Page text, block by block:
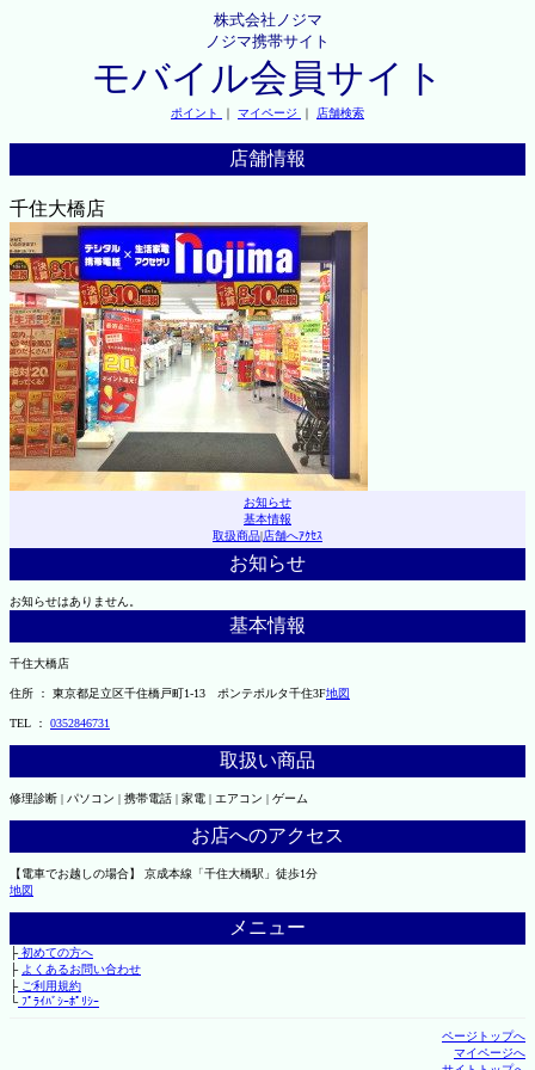
株式会社ノジマ
ノジマ携帯サイト
モバイル会員サイト
ポイント ｜ マイページ ｜ 店舗検索
店舗情報
千住大橋店
お知らせ
基本情報
取扱商品|店舗へｱｸｾｽ
お知らせ
お知らせはありません。
基本情報
千住大橋店
住所 ： 東京都足立区千住橋戸町1-13 ポンテポルタ千住3F地図
TEL ： 0352846731
取扱い商品
修理診断 | パソコン | 携帯電話 | 家電 | エアコン | ゲーム
お店へのアクセス
【電車でお越しの場合】 京成本線「千住大橋駅」徒歩1分
地図
メニュー
├初めての方へ
├ よくあるお問い合わせ
├ご利用規約
└ﾌﾟﾗｲﾊﾞｼｰﾎﾟﾘｼｰ
ページトップへ
マイページへ